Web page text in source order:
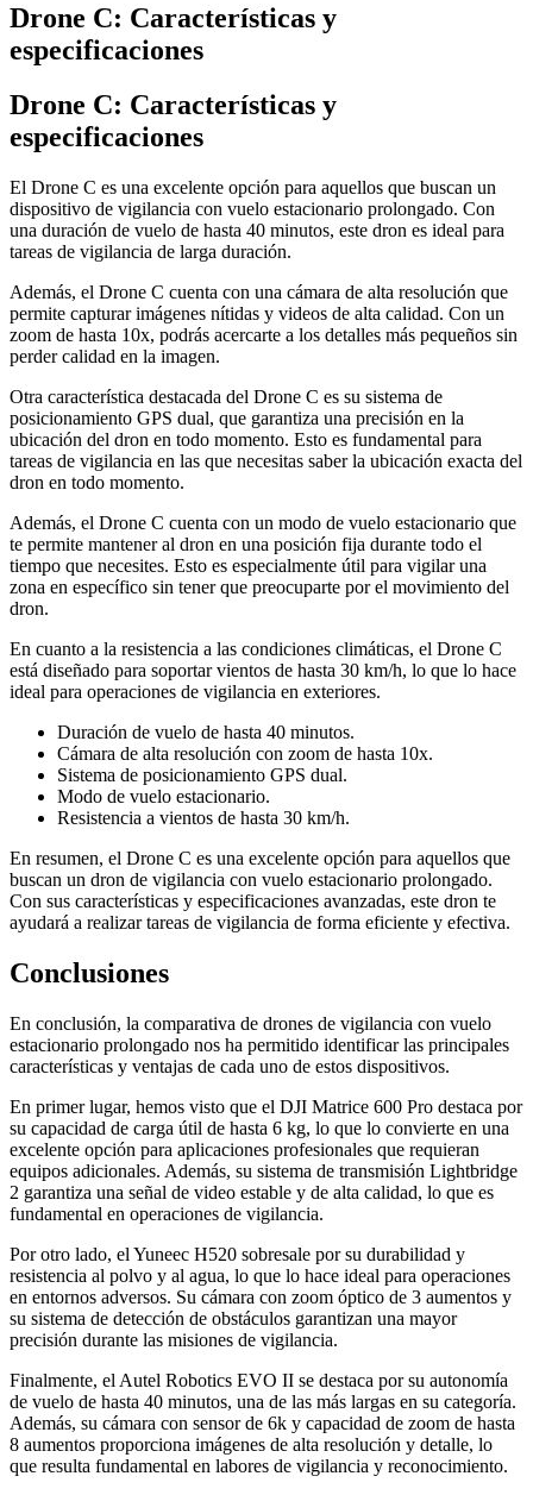
Drone C: Características y
especificaciones
Drone C: Características y
especificaciones
El Drone C es una excelente opción para aquellos que buscan un
dispositivo de vigilancia con vuelo estacionario prolongado. Con
una duración de vuelo de hasta 40 minutos, este dron es ideal para
tareas de vigilancia de larga duración.
Además, el Drone C cuenta con una cámara de alta resolución que
permite capturar imágenes nítidas y videos de alta calidad. Con un
zoom de hasta 10x, podrás acercarte a los detalles más pequeños sin
perder calidad en la imagen.
Otra característica destacada del Drone C es su sistema de
posicionamiento GPS dual, que garantiza una precisión en la
ubicación del dron en todo momento. Esto es fundamental para
tareas de vigilancia en las que necesitas saber la ubicación exacta del
dron en todo momento.
Además, el Drone C cuenta con un modo de vuelo estacionario que
te permite mantener al dron en una posición fija durante todo el
tiempo que necesites. Esto es especialmente útil para vigilar una
zona en específico sin tener que preocuparte por el movimiento del
dron.
En cuanto a la resistencia a las condiciones climáticas, el Drone C
está diseñado para soportar vientos de hasta 30 km/h, lo que lo hace
ideal para operaciones de vigilancia en exteriores.
Duración de vuelo de hasta 40 minutos.
Cámara de alta resolución con zoom de hasta 10x.
Sistema de posicionamiento GPS dual.
Modo de vuelo estacionario.
Resistencia a vientos de hasta 30 km/h.
En resumen, el Drone C es una excelente opción para aquellos que
buscan un dron de vigilancia con vuelo estacionario prolongado.
Con sus características y especificaciones avanzadas, este dron te
ayudará a realizar tareas de vigilancia de forma eficiente y efectiva.
Conclusiones
En conclusión, la comparativa de drones de vigilancia con vuelo
estacionario prolongado nos ha permitido identificar las principales
características y ventajas de cada uno de estos dispositivos.
En primer lugar, hemos visto que el DJI Matrice 600 Pro destaca por
su capacidad de carga útil de hasta 6 kg, lo que lo convierte en una
excelente opción para aplicaciones profesionales que requieran
equipos adicionales. Además, su sistema de transmisión Lightbridge
2 garantiza una señal de video estable y de alta calidad, lo que es
fundamental en operaciones de vigilancia.
Por otro lado, el Yuneec H520 sobresale por su durabilidad y
resistencia al polvo y al agua, lo que lo hace ideal para operaciones
en entornos adversos. Su cámara con zoom óptico de 3 aumentos y
su sistema de detección de obstáculos garantizan una mayor
precisión durante las misiones de vigilancia.
Finalmente, el Autel Robotics EVO II se destaca por su autonomía
de vuelo de hasta 40 minutos, una de las más largas en su categoría.
Además, su cámara con sensor de 6k y capacidad de zoom de hasta
8 aumentos proporciona imágenes de alta resolución y detalle, lo
que resulta fundamental en labores de vigilancia y reconocimiento.